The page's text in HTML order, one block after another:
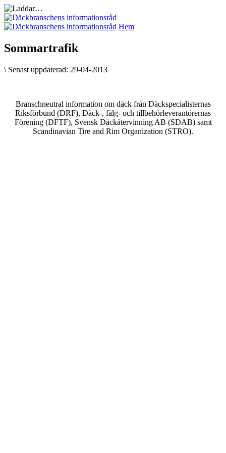
Hem
Sommartrafik
\ Senast uppdaterad: 29-04-2013
Branschneutral information om däck från Däckspecialisternas
Riksförbund (DRF), Däck-, fälg- och tillbehörleverantörernas
Förening (DFTF), Svensk Däckåtervinning AB (SDAB) samt
Scandinavian Tire and Rim Organization (STRO).